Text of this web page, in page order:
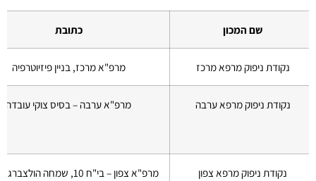
שם המכון כתובת
נקודת ניפוק מרפא מרכז מרפ"א מרכז, בניין פיזיוטרפיה
נקודת ניפוק מרפא ערבה מרפ"א ערבה – בסיס צוקי עובדה
נקודת ניפוק מרפא צפון מרפ"א צפון – בי"ח 10, שמחה הולצברג 2 חיפה